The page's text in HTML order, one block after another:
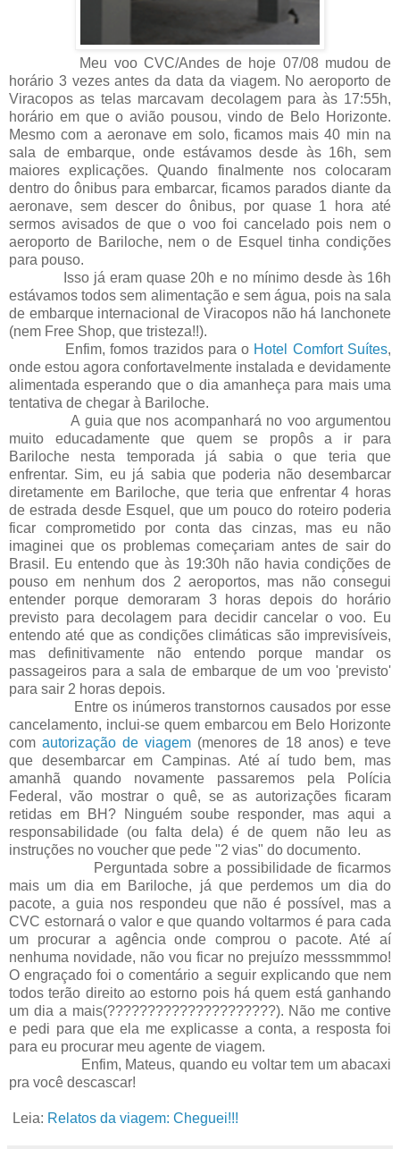
Meu voo CVC/Andes de hoje 07/08 mudou de
horário 3 vezes antes da data da viagem. No aeroporto de
Viracopos as telas marcavam decolagem para às 17:55h,
horário em que o avião pousou, vindo de Belo Horizonte.
Mesmo com a aeronave em solo, ficamos mais 40 min na
sala de embarque, onde estávamos desde às 16h, sem
maiores explicações. Quando finalmente nos colocaram
dentro do ônibus para embarcar, ficamos parados diante da
aeronave, sem descer do ônibus, por quase 1 hora até
sermos avisados de que o voo foi cancelado pois nem o
aeroporto de Bariloche, nem o de Esquel tinha condições
para pouso.
Isso já eram quase 20h e no mínimo desde às 16h
estávamos todos sem alimentação e sem água, pois na sala
de embarque internacional de Viracopos não há lanchonete
(nem Free Shop, que tristeza!!).
Enfim, fomos trazidos para o Hotel Comfort Suítes,
onde estou agora confortavelmente instalada e devidamente
alimentada esperando que o dia amanheça para mais uma
tentativa de chegar à Bariloche.
A guia que nos acompanhará no voo argumentou
muito educadamente que quem se propôs a ir para
Bariloche nesta temporada já sabia o que teria que
enfrentar. Sim, eu já sabia que poderia não desembarcar
diretamente em Bariloche, que teria que enfrentar 4 horas
de estrada desde Esquel, que um pouco do roteiro poderia
ficar comprometido por conta das cinzas, mas eu não
imaginei que os problemas começariam antes de sair do
Brasil. Eu entendo que às 19:30h não havia condições de
pouso em nenhum dos 2 aeroportos, mas não consegui
entender porque demoraram 3 horas depois do horário
previsto para decolagem para decidir cancelar o voo. Eu
entendo até que as condições climáticas são imprevisíveis,
mas definitivamente não entendo porque mandar os
passageiros para a sala de embarque de um voo 'previsto'
para sair 2 horas depois.
Entre os inúmeros transtornos causados por esse
cancelamento, inclui-se quem embarcou em Belo Horizonte
com autorização de viagem (menores de 18 anos) e teve
que desembarcar em Campinas. Até aí tudo bem, mas
amanhã quando novamente passaremos pela Polícia
Federal, vão mostrar o quê, se as autorizações ficaram
retidas em BH? Ninguém soube responder, mas aqui a
responsabilidade (ou falta dela) é de quem não leu as
instruções no voucher que pede "2 vias" do documento.
Perguntada sobre a possibilidade de ficarmos
mais um dia em Bariloche, já que perdemos um dia do
pacote, a guia nos respondeu que não é possível, mas a
CVC estornará o valor e que quando voltarmos é para cada
um procurar a agência onde comprou o pacote. Até aí
nenhuma novidade, não vou ficar no prejuízo messsmmmo!
O engraçado foi o comentário a seguir explicando que nem
todos terão direito ao estorno pois há quem está ganhando
um dia a mais(?????????????????????). Não me contive
e pedi para que ela me explicasse a conta, a resposta foi
para eu procurar meu agente de viagem.
Enfim, Mateus, quando eu voltar tem um abacaxi
pra você descascar!
Leia: Relatos da viagem: Cheguei!!!